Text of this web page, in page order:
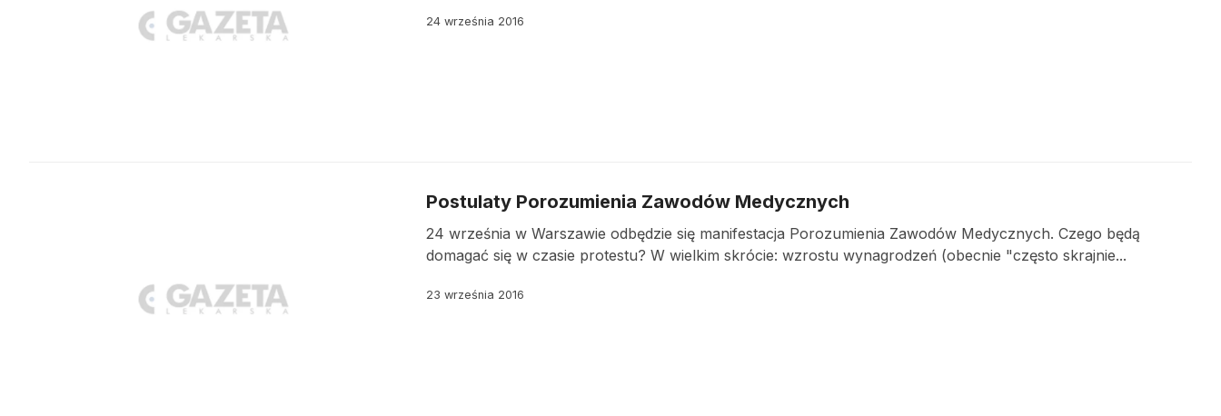
24 września 2016
Postulaty Porozumienia Zawodów Medycznych
24 września w Warszawie odbędzie się manifestacja Porozumienia Zawodów Medycznych. Czego będą
domagać się w czasie protestu? W wielkim skrócie: wzrostu wynagrodzeń (obecnie "często skrajnie...
23 września 2016